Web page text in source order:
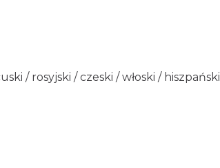
/ rosyjski / czeski / włoski / hiszpański